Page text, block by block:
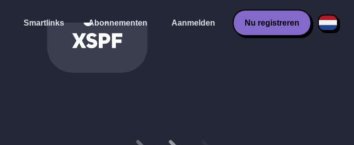
Smartlinks Abonnementen Aanmelden Nu registreren